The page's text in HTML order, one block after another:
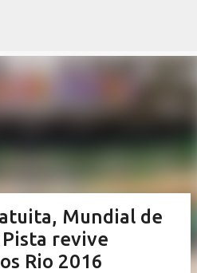
Mundial de
revive
Rio 2016